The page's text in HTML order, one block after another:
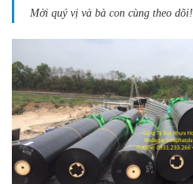
Mời quý vị và bà con cùng theo dõi!